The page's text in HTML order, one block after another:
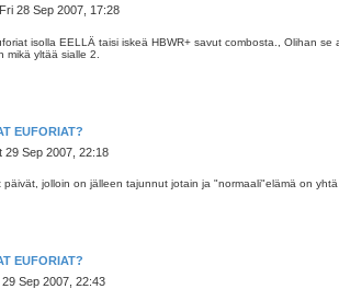
Fri 28 Sep 2007, 17:28
isolla EELLÄ taisi iskeä HBWR+ savut combosta., Olihan
yltää sialle 2.
EUFORIAT?
29 Sep 2007, 22:18
päivät, jolloin on jälleen tajunnut jotain ja "normaali"elämä on
EUFORIAT?
29 Sep 2007, 22:43